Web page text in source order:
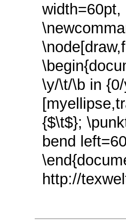
\y/\t/\b in
{$\t$};
bend
http://